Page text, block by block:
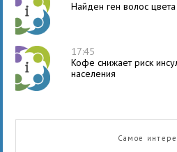
Найден ген волос
17:45
Кофе снижает риск
населения
Самое